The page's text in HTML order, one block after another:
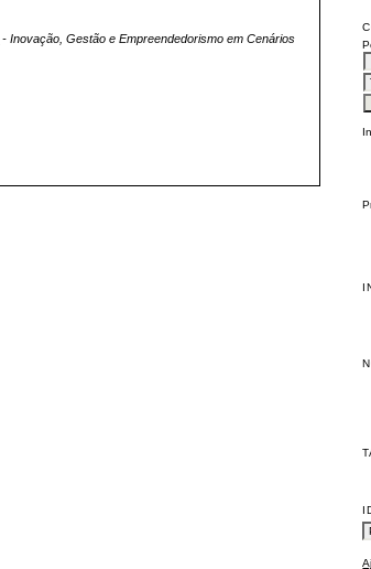
- Inovação, Gestão e Empreendedorismo em Cenários